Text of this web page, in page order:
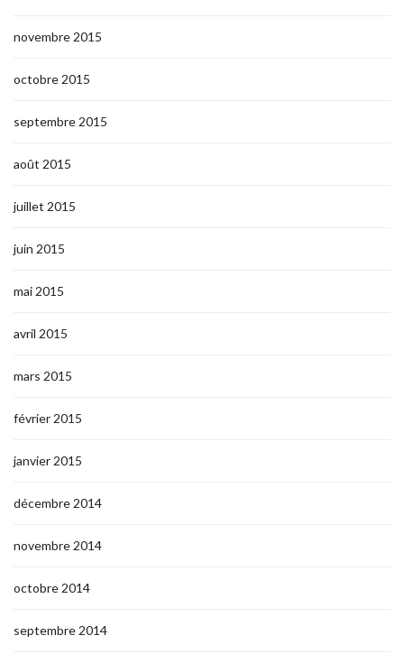
novembre 2015
octobre 2015
septembre 2015
août 2015
juillet 2015
juin 2015
mai 2015
avril 2015
mars 2015
février 2015
janvier 2015
décembre 2014
novembre 2014
octobre 2014
septembre 2014